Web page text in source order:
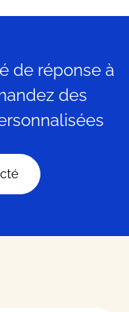
de réponse à
des